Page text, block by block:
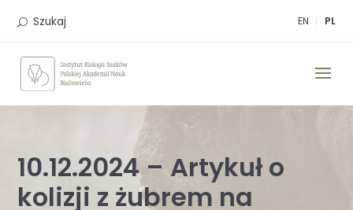
EN PL
Szukaj
10.12.2024 – Artykuł o
kolizji z żubrem na